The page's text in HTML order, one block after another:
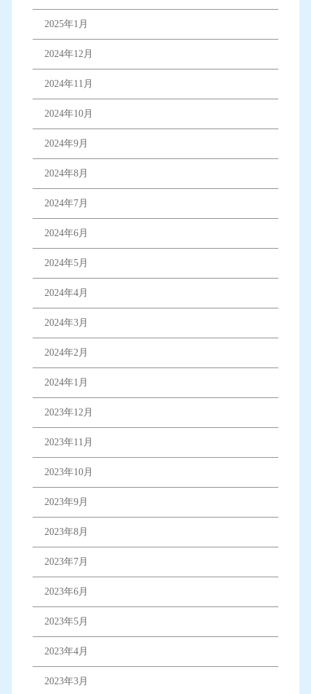
2025年1月
2024年12月
2024年11月
2024年10月
2024年9月
2024年8月
2024年7月
2024年6月
2024年5月
2024年4月
2024年3月
2024年2月
2024年1月
2023年12月
2023年11月
2023年10月
2023年9月
2023年8月
2023年7月
2023年6月
2023年5月
2023年4月
2023年3月